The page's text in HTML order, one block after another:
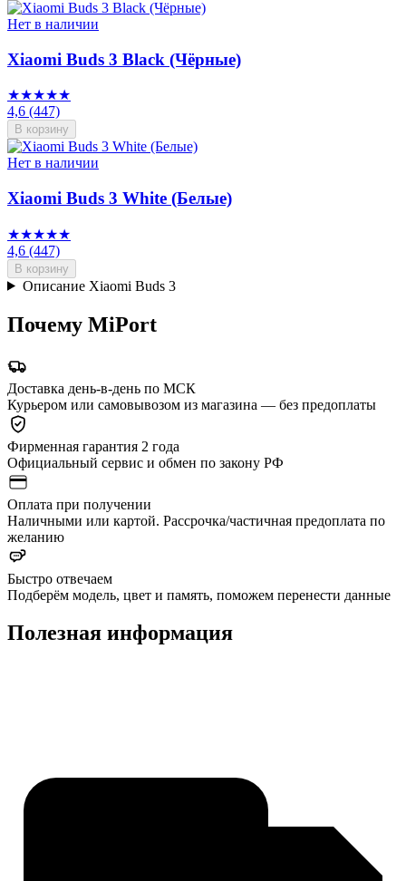
Нет в наличии
Xiaomi Buds 3 Black (Чёрные)
★★★★★
4,6 (447)
В корзину
Нет в наличии
Xiaomi Buds 3 White (Белые)
★★★★★
4,6 (447)
В корзину
Описание Xiaomi Buds 3
Почему MiPort
Доставка день-в-день по МСК
Курьером или самовывозом из магазина — без предоплаты
Фирменная гарантия 2 года
Официальный сервис и обмен по закону РФ
Оплата при получении
Наличными или картой. Рассрочка/частичная предоплата по
желанию
Быстро отвечаем
Подберём модель, цвет и память, поможем перенести данные
Полезная информация